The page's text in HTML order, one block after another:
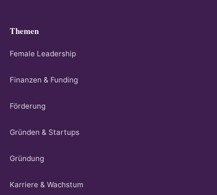
Themen
Female Leadership
Finanzen & Funding
Förderung
Gründen & Startups
Gründung
Karriere & Wachstum